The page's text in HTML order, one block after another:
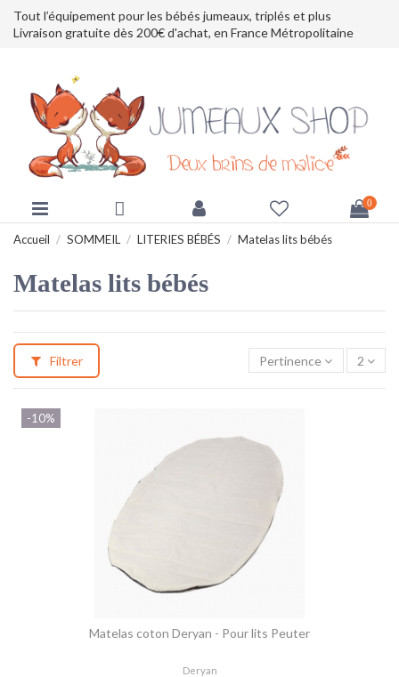
Tout l’équipement pour les bébés jumeaux, triplés et plus
Livraison gratuite dès 200€ d'achat, en France Métropolitaine
0
Accueil SOMMEIL LITERIES BÉBÉS Matelas lits bébés
Matelas lits bébés
Filtrer Pertinence 2
-10%
Matelas coton Deryan - Pour lits Peuter
Deryan